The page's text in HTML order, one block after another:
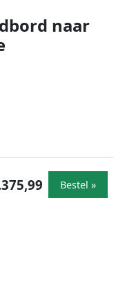
naar
Bestel »